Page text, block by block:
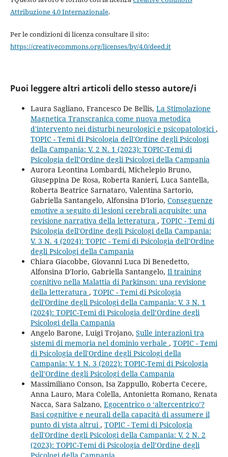
Attribuzione 4.0 Internazionale.
Per le condizioni di licenza consultare il sito:
https://creativecommons.org/licenses/by/4.0/deed.it
Puoi leggere altri articoli dello stesso autore/i
Laura Sagliano, Francesco De Bellis, La Stimolazione
Magnetica Transcranica come nuova metodica
d'intervento nei disturbi neurologici e psicopatologici ,
TOPIC - Temi di Psicologia dell'Ordine degli Psicologi
della Campania: V. 2 N. 1 (2023): TOPIC-Temi di
Psicologia dell’Ordine degli Psicologi della Campania
Aurora Leontina Lombardi, Michelepio Bruno,
Giuseppina De Rosa, Roberta Ranieri, Luca Santella,
Roberta Beatrice Sarnataro, Valentina Sartorio,
Gabriella Santangelo, Alfonsina D'Iorio, Conseguenze
emotive a seguito di lesioni cerebrali acquisite: una
revisione narrativa della letteratura , TOPIC - Temi di
Psicologia dell'Ordine degli Psicologi della Campania:
V. 3 N. 4 (2024): TOPIC - Temi di Psicologia dell’Ordine
degli Psicologi della Campania
Chiara Giacobbe, Giovanni Luca Di Benedetto,
Alfonsina D'Iorio, Gabriella Santangelo, Il training
cognitivo nella Malattia di Parkinson: una revisione
della letteratura , TOPIC - Temi di Psicologia
dell'Ordine degli Psicologi della Campania: V. 3 N. 1
(2024): TOPIC-Temi di Psicologia dell’Ordine degli
Psicologi della Campania
Angelo Barone, Luigi Trojano, Sulle interazioni tra
sistemi di memoria nel dominio verbale , TOPIC - Temi
di Psicologia dell'Ordine degli Psicologi della
Campania: V. 1 N. 3 (2022): TOPIC-Temi di Psicologia
dell’Ordine degli Psicologi della Campania
Massimiliano Conson, Isa Zappullo, Roberta Cecere,
Anna Lauro, Mara Colella, Antonietta Romano, Renata
Nacca, Sara Salzano, Egocentrico o ‘altercentrico’?
Basi cognitive e neurali della capacità di assumere il
punto di vista altrui , TOPIC - Temi di Psicologia
dell'Ordine degli Psicologi della Campania: V. 2 N. 2
(2023): TOPIC-Temi di Psicologia dell’Ordine degli
Psicologi della Campania